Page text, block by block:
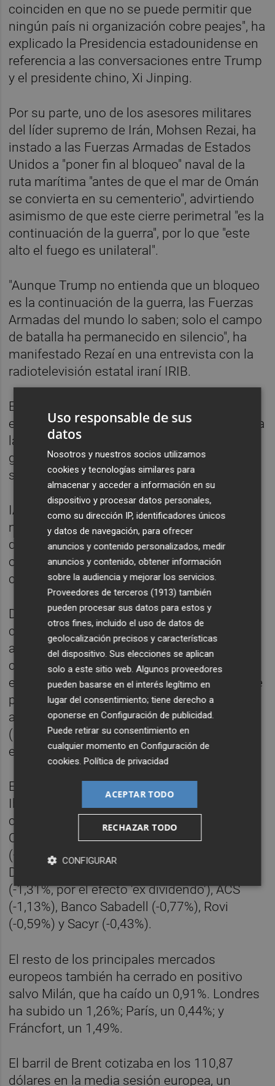
coinciden en que no se puede permitir que
ningún país ni organización cobre peajes", ha
explicado la Presidencia estadounidense en
referencia a las conversaciones entre Trump
y el presidente chino, Xi Jinping.
Por su parte, uno de los asesores militares
del líder supremo de Irán, Mohsen Rezai, ha
instado a las Fuerzas Armadas de Estados
Unidos a "poner fin al bloqueo" naval de la
ruta marítima "antes de que el mar de Omán
se convierta en su cementerio", advirtiendo
asimismo de que este cierre perimetral "es la
continuación de la guerra", por lo que "este
alto el fuego es unilateral".
"Aunque Trump no entienda que un bloqueo
es la continuación de la guerra, las Fuerzas
Armadas del mundo lo saben; solo el campo
de batalla ha permanecido en silencio", ha
manifestado Rezaí en una entrevista con la
radiotelevisión estatal iraní IRIB.
En el ámbito empresarial, los inversores
estarán pendientes de diversas novedades, a
la espera de conocer los resultados del
gigante Nvidia, que se difundirán esta
semana.
IAG pondrá en marcha a partir este lunes un
nuevo programa de recompra de acciones
de hasta 500 millones de euros con el
objetivo de reducir el capital social de la
compañía.
De su lado, Repsol, en consorcio con la
compañía australiana Santos, ha informado,
antes de la apertura del mercado, de que ha
comenzado a producir petróleo en Pikka, en
el North Slope de Alaska (EEUU), con flujo de
petróleo ya establecido a través del sistema
automatizado de transferencia de custodia
(LACT, por sus siglas en inglés) y entrando
en el oleoducto de venta de petróleo.
En este contexto, casi todos los valores del
con Solaria (+4,31%), Repsol (+4,25%),
Cellnex (+2,95%), Acciona (+2,61%), IAG
(+2,41%) y Telefónica (+2,31%) a la cabeza.
Del lado contrario se han situado Ferrovial
(-1,31%, por el efecto 'ex dividendo'), ACS
(-1,13%), Banco Sabadell (-0,77%), Rovi
(-0,59%) y Sacyr (-0,43%).
El resto de los principales mercados
europeos también ha cerrado en positivo
salvo Milán, que ha caído un 0,91%. Londres
ha subido un 1,26%; París, un 0,44%; y
Fráncfort, un 1,49%.
El barril de Brent cotizaba en los 110,87
dólares en la media sesión europea, un
Uso responsable de sus
datos
Nosotros y nuestros socios utilizamos
cookies y tecnologías similares para
almacenar y acceder a información en su
dispositivo y procesar datos personales,
como su dirección IP, identificadores únicos
y datos de navegación, para ofrecer
anuncios y contenido personalizados, medir
anuncios y contenido, obtener información
sobre la audiencia y mejorar los servicios.
Proveedores de terceros (1913) también
pueden procesar sus datos para estos y
otros fines, incluido el uso de datos de
geolocalización precisos y características
del dispositivo. Sus elecciones se aplican
solo a este sitio web. Algunos proveedores
pueden basarse en el interés legítimo en
lugar del consentimiento; tiene derecho a
oponerse enConfiguración de publicidad
Puede retirar su consentimiento en
cualquier momento enConfiguración de
cookies .Política de privacidad
ACEPTAR TODO
RECHAZAR TODO
CONFIGURAR